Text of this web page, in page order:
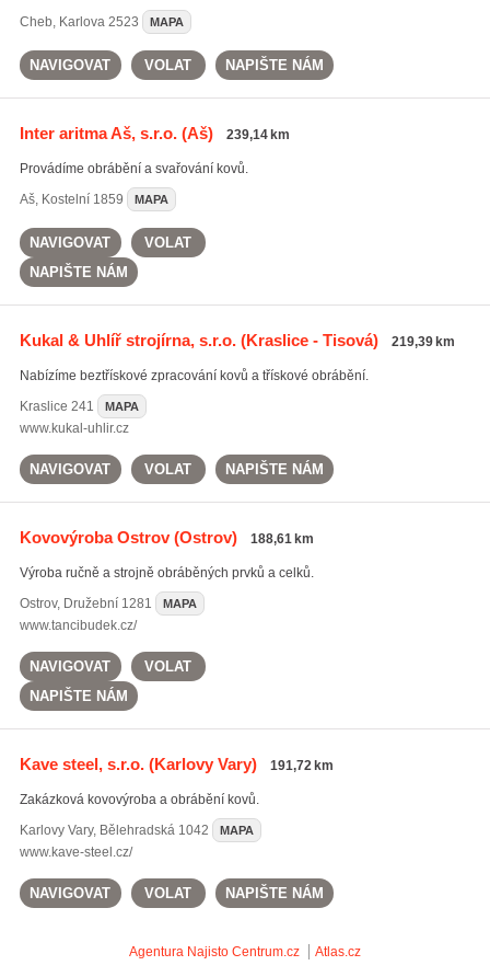
Cheb, Karlova 2523 MAPA
NAVIGOVAT VOLAT NAPIŠTE NÁM
Inter aritma Aš, s.r.o.(Aš) 239,14 km
Provádíme obrábění a svařování kovů.
Aš, Kostelní 1859 MAPA
NAVIGOVAT
VOLAT
NAPIŠTE NÁM
Kukal & Uhlíř strojírna, s.r.o.(Kraslice - Tisová) 219,39 km
Nabízíme beztřískové zpracování kovů a třískové obrábění.
Kraslice 241 MAPA
www.kukal-uhlir.cz
NAVIGOVAT VOLAT NAPIŠTE NÁM
Kovovýroba Ostrov(Ostrov) 188,61 km
Výroba ručně a strojně obráběných prvků a celků.
Ostrov, Družební 1281 MAPA
www.tancibudek.cz/
NAVIGOVAT
VOLAT
NAPIŠTE NÁM
Kave steel, s.r.o.(Karlovy Vary) 191,72 km
Zakázková kovovýroba a obrábění kovů.
Karlovy Vary, Bělehradská 1042 MAPA
www.kave-steel.cz/
NAVIGOVAT VOLAT NAPIŠTE NÁM
Agentura Najisto Centrum.cz Atlas.cz